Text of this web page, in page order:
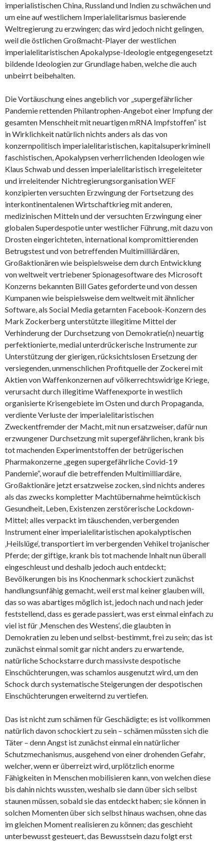
imperialistischen China, Russland und Indien zu schwächen und
um eine auf westlichem Imperialelitarismus basierende
Weltregierung zu erzwingen; das wird jedoch nicht gelingen,
weil die östlichen Großmacht-Player der westlichen
imperialelitaristischen Apokalypse-Ideologie entgegengesetzt
bildende Ideologien zur Grundlage haben, welche die auch
unbeirrt beibehalten.
Die Vortäuschung eines angeblich vor „supergefährlicher
Pandemie rettenden Philantrophen-Angebot einer Impfung der
gesamten Menschheit mit neuartigen mRNA Impfstoffen“ ist
in Wirklichkeit natürlich nichts anders als das von
konzernpolitisch imperialelitaristischen, kapitalsuperkriminell
faschistischen, Apokalypsen verherrlichenden Ideologen wie
Klaus Schwab und dessen imperialelitaristisch irregeleiteter
und irreleitender Nichtregierungsorganisation WEF
konzipierten versuchten Erzwingung der Fortsetzung des
interkontinentalenen Wirtschaftkrieg mit anderen,
medizinischen Mitteln und der versuchten Erzwingung einer
globalen Superdespotie unter westlicher Führung, mit dazu von
Drosten eingerichteten, international kompromittierenden
Betrugstest und von betreffenden Multimilliärdären,
Großaktionären wie beispielsweise dem durch Entwicklung
von weltweit vertriebener Spionagesoftware des Microsoft
Konzerns bekannten Bill Gates geforderte und von dessen
Kumpanen wie beispielsweise dem weltweit mit ähnlicher
Software, als Social Media getarnten Facebook-Konzern des
Mark Zockerberg unterstützte illegitime Mittel der
Verhinderung der Durchsetzung von Demokratie(n) neuartig
perfektionierte, medial unterdrückerische Instrumente zur
Unterstützung der gierigen, rücksichtslosen Ersetzung der
versiegenden, unmenschlichen Profitquelle der Zockerei mit
Aktien von Waffenkonzernen auf völkerrechtswidrige Kriege,
verursacht durch illegitime Waffenexporte in westlich
organisierte Krisengebiete im Osten und durch Propaganda,
verdiente Verluste der imperialelitaristischen
Zweckentfremder der Macht, mit nun ersatzweiser, dafür nun
erzwungener Durchsetzung mit supergefährlichen, krank bis
tot machenden Experimentstoffen der betrügerischen
Pharmakonzerne „gegen supergefährliche Covid-19
Pandemie“, worauf die betreffenden Multimilliardäre,
Großaktionäre jetzt ersatzweise zocken, sind nichts anderes
als das zwecks kompletter Machtübernahme heimtückisch
Gesundheit, Leben, Existenzen zerstörerische Lockdown-
Mittel; alles verpackt im täuschenden, verbergenden
Instrument einer imperialelitaristischen apokalyptischen
‚Heilslüge‘, transportiert im verbergenden Vehikel trojanischer
Pferde; der giftige, krank bis tot machende Inhalt nun überall
eingeschleust und deshalb jedoch auch entdeckt;
Bevölkerungen bis ins Knochenmark schockiert zunächst
handlungsunfähig gemacht, weil erst mal keiner glauben will,
das so was abartiges möglich ist, jedoch nach und nach jeder
feststellend, dass es gerade passiert, was erst einmal einfach zu
viel ist für ‚Menschen des Westens‘, die glaubten in
Demokratien zu leben und selbst-bestimmt, frei zu sein; das ist
zunächst einmal somit gar nicht anders zu erwartende,
natürliche Schockstarre durch massivste despotische
Einschüchterungen, was schamlos ausgenutzt wird, um den
Schock durch systematische Steigerungen der despotischen
Einschüchterungen erweiternd zu vertiefen.
Das ist nicht zum schämen für Geschädigte; es ist vollkommen
natürlich davon schockiert zu sein – schämen müssten sich die
Täter – denn Angst ist zunächst einmal ein natürlicher
Schutzmechanismus, ausgehend von einer drohenden Gefahr,
welcher, wenn er überreizt wird, urplötzlich enorme
Fähigkeiten in Menschen mobilisieren kann, von welchen diese
bis dahin nichts wussten, weshalb sie dann über sich selbst
staunen müssen, sobald sie das entdeckt haben; sie können in
solchen Momenten über sich selbst hinaus wachsen, ohne das
im gleichen Moment realisieren zu können; das geschieht
unterbewusst gesteuert, das Bewusstsein dazu folgt erst